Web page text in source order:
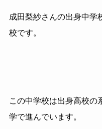
成田梨紗さんの出身中学
校です。
この中学校は出身高校の
学で進んでいます。